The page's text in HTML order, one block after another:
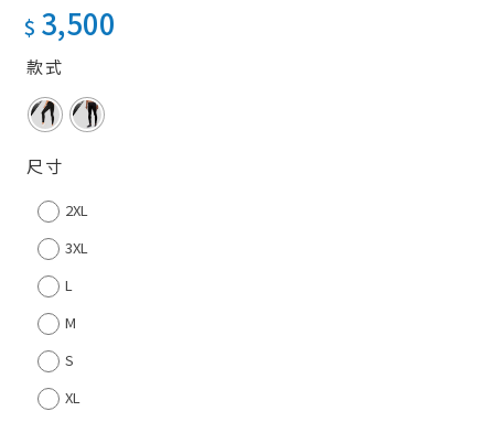
$ 3,500
款式
尺寸
2XL
3XL
L
M
S
XL